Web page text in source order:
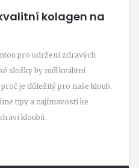
kolagen na
pro udržení zdravých
složky by měl kvalitní
je důležitý pro naše kloub,
tipy a zajímavosti ke
kloubů.